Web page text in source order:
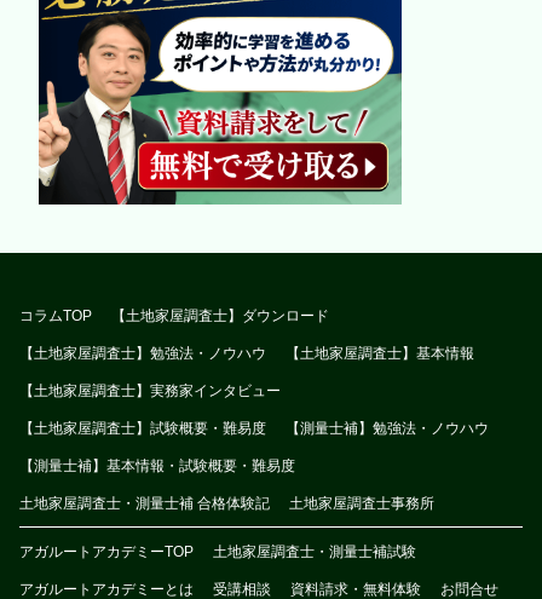
コラムTOP 【土地家屋調査士】ダウンロード
【土地家屋調査士】勉強法・ノウハウ 【土地家屋調査士】基本情報
【土地家屋調査士】実務家インタビュー
【土地家屋調査士】試験概要・難易度 【測量士補】勉強法・ノウハウ
【測量士補】基本情報・試験概要・難易度
土地家屋調査士・測量士補 合格体験記 土地家屋調査士事務所
アガルートアカデミーTOP 土地家屋調査士・測量士補試験
アガルートアカデミーとは 受講相談 資料請求・無料体験 お問合せ